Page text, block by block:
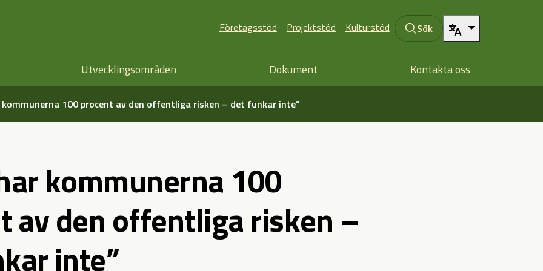
Företagsstöd Projektstöd Kulturstöd Sök
Utvecklingsområden Dokument Kontakta oss
kommunerna 100 procent av den offentliga risken – det funkar inte”
kommunerna 100
av den offentliga risken –
inte”